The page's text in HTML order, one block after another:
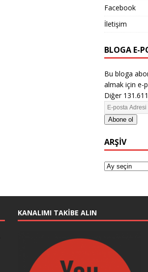
Facebook
İletişim
BLOGA E-
Bu bloga
almak için e-
Diğer
Abone ol
ARŞIV
KANALIMI TAKIBE ALIN